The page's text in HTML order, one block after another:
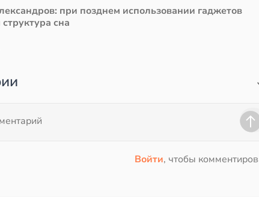
при позднем использовании гаджетов
сна
Войти, чтобы